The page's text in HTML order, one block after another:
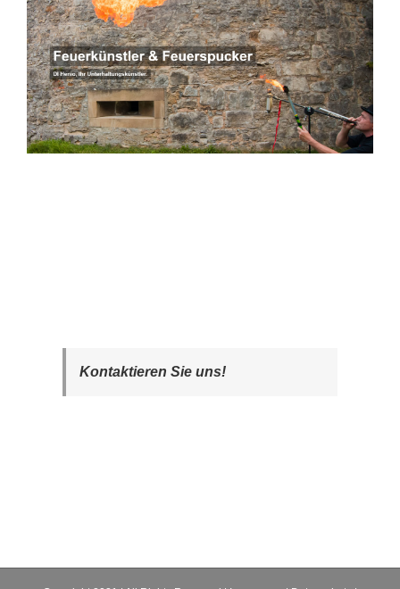
Kontaktieren Sie uns!